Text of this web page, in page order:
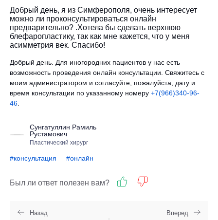
Добрый день, я из Симферополя, очень интересует
можно ли проконсультироваться онлайн
предварительно? .Хотела бы сделать верхнюю
блефаропластику, так как мне кажется, что у меня
асимметрия век. Спасибо!
Добрый день. Для иногородних пациентов у нас есть
возможность проведения онлайн консультации. Свяжитесь с
моим администратором и согласуйте, пожалуйста, дату и
время консультации по указанному номеру +7(966)340-96-
46
Сунгатуллин Рамиль
Рустамович
Пластический хирург
#консультация #онлайн
Был ли ответ полезен вам?
Назад Вперед